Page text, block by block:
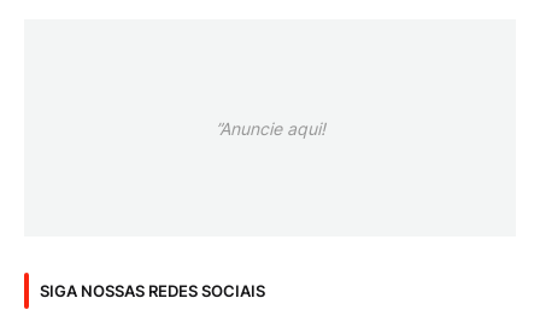
”Anuncie aqui!
SIGA NOSSAS REDES SOCIAIS